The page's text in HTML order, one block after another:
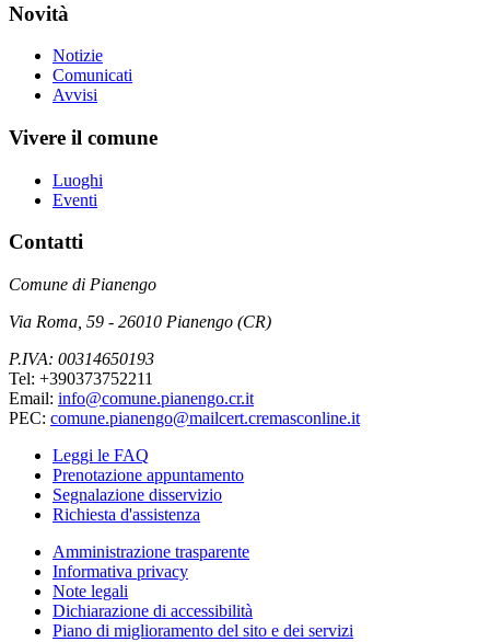
Novità
Notizie
Comunicati
Avvisi
Vivere il comune
Luoghi
Eventi
Contatti
Comune di Pianengo
Via Roma, 59 - 26010 Pianengo (CR)
P.IVA: 00314650193
Tel: +390373752211
Email: info@comune.pianengo.cr.it
PEC: comune.pianengo@mailcert.cremasconline.it
Leggi le FAQ
Prenotazione appuntamento
Segnalazione disservizio
Richiesta d'assistenza
Amministrazione trasparente
Informativa privacy
Note legali
Dichiarazione di accessibilità
Piano di miglioramento del sito e dei servizi